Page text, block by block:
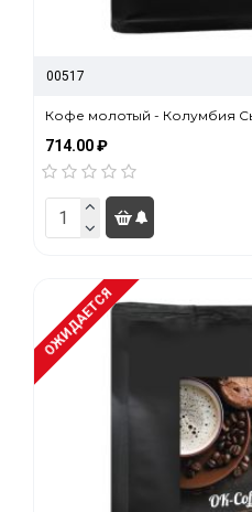
00517
Кофе молотый - Колумбия
714.00 ₽
ОЖИДАЕТСЯ